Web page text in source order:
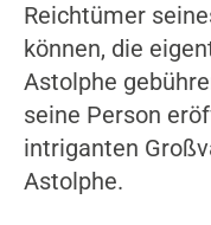
Reichtümer
können, die
Astolphe
seine Person
intriganten
Astolphe.